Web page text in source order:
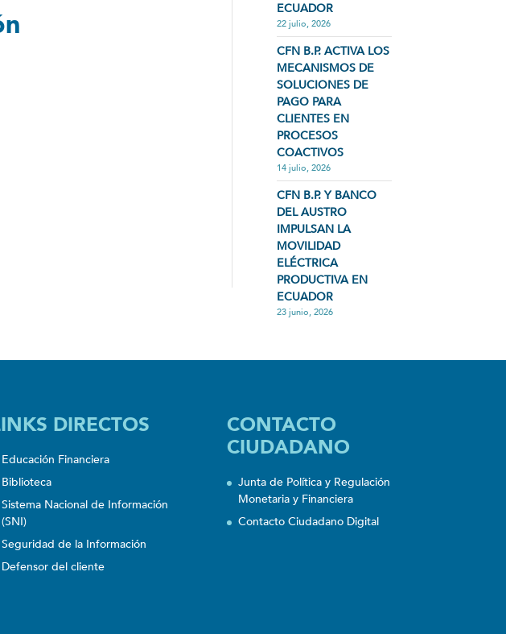
ECUADOR
22 julio, 2026
CFN B.P. ACTIVA LOS
MECANISMOS DE
SOLUCIONES DE
PAGO PARA
CLIENTES EN
PROCESOS
COACTIVOS
14 julio, 2026
CFN B.P. Y BANCO
DEL AUSTRO
IMPULSAN LA
MOVILIDAD
ELÉCTRICA
PRODUCTIVA EN
ECUADOR
23 junio, 2026
DIRECTOS
Educación Financiera
Biblioteca
Sistema Nacional de Información
(SNI)
Seguridad de la Información
Defensor del cliente
CONTACTO
CIUDADANO
Junta de Política y Regulación
Monetaria y Financiera
Contacto Ciudadano Digital